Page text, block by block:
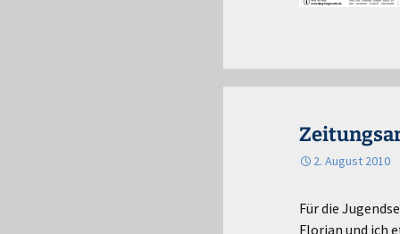
2. August 2010
Für die
Florian und ich